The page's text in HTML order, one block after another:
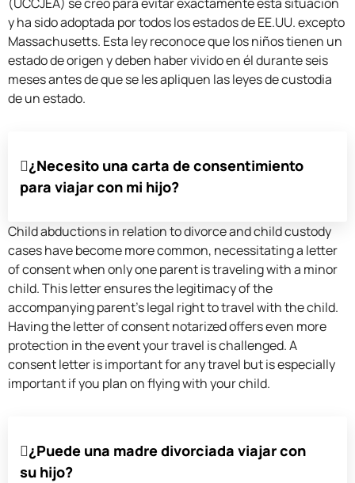
y ha sido adoptada por todos los estados de EE.UU. excepto
Massachusetts. Esta ley reconoce que los niños tienen un
estado de origen y deben haber vivido en él durante seis
meses antes de que se les apliquen las leyes de custodia
de un estado.
¿Necesito una carta de consentimiento
para viajar con mi hijo?
Child abductions in relation to divorce and child custody
cases have become more common, necessitating a letter
of consent when only one parent is traveling with a minor
child. This letter ensures the legitimacy of the
accompanying parent’s legal right to travel with the child.
Having the letter of consent notarized offers even more
protection in the event your travel is challenged. A
consent letter is important for any travel but is especially
important if you plan on flying with your child.
¿Puede una madre divorciada viajar con
su hijo?